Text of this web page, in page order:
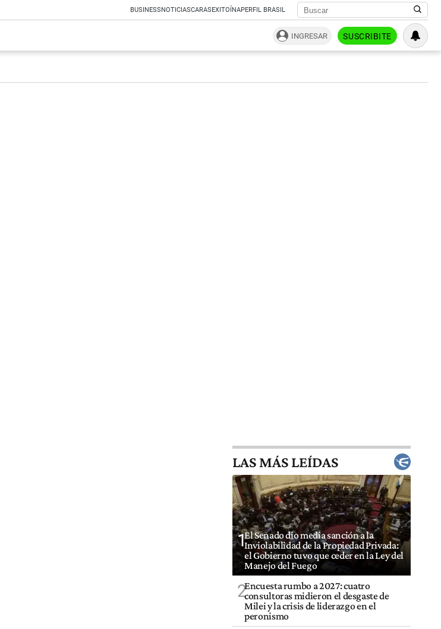
BUSINESSNOTICIASCARASEXITOÍNAPERFIL BRASIL
INGRESAR SUSCRIBITE
LAS MÁS LEÍDAS
1El Senado dio media sanción a la
Inviolabilidad de la Propiedad Privada:
el Gobierno tuvo que ceder en la Ley del
Manejo del Fuego
2Encuesta rumbo a 2027: cuatro
consultoras midieron el desgaste de
Milei y la crisis de liderazgo en el
peronismo